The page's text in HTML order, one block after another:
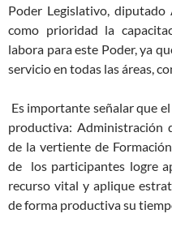
Poder Legislativo,
como prioridad la
labora para este Poder, ya
servicio en todas las áreas,
Es importante señalar que
productiva: Administración
de la vertiente de
de los participantes logre
recurso vital y aplique
de forma productiva su